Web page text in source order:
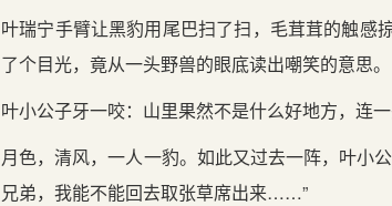
叶瑞宁手臂让黑豹用尾巴扫了扫，毛茸茸的触感
了个目光，竟从一头野兽的眼底读出嘲笑的意思。
叶小公子牙一咬：山里果然不是什么好地方，连
月色，清风，一人一豹。如此又过去一阵，叶小
兄弟，我能不能回去取张草席出来……”